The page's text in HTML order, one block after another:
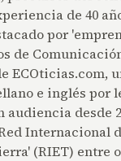
de 40
por
de
ECOticias.com,
e inglés por
desde
Internacional
(RIET) entre